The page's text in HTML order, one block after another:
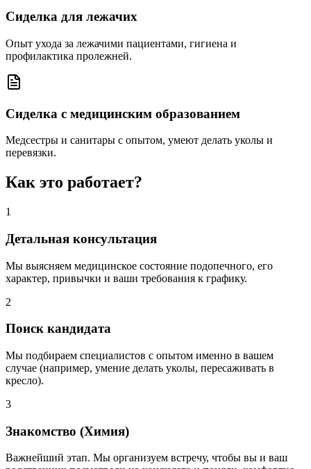
Сиделка для лежачих
Опыт ухода за лежачими пациентами, гигиена и
профилактика пролежней.
Сиделка с медицинским образованием
Медсестры и санитары с опытом, умеют делать уколы и
перевязки.
Как это работает?
1
Детальная консультация
Мы выясняем медицинское состояние подопечного, его
характер, привычки и ваши требования к графику.
2
Поиск кандидата
Мы подбираем специалистов с опытом именно в вашем
случае (например, умение делать уколы, пересаживать в
кресло).
3
Знакомство (Химия)
Важнейший этап. Мы организуем встречу, чтобы вы и ваш